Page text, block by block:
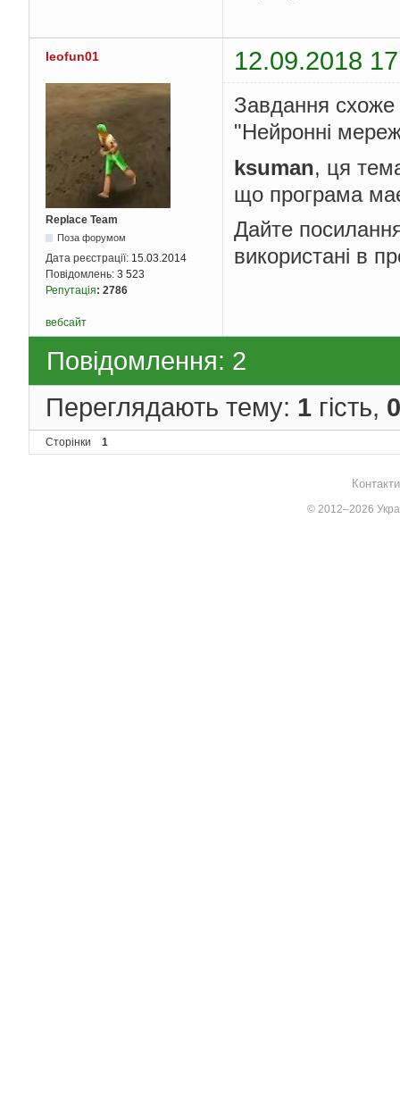
leofun01 12.09.2018
Replace Team
Поза форумом
Дата реєстрації: 15.03.2014
Повідомлень: 3 523
Репутація: 2786
Завдання схоже
"Нейронні
ksuman, ця
що програма
Дайте
використані в
вебсайт
Повідомлення: 2
Переглядають тему: 1 гість, 0
Сторінки 1
© 2012–2026